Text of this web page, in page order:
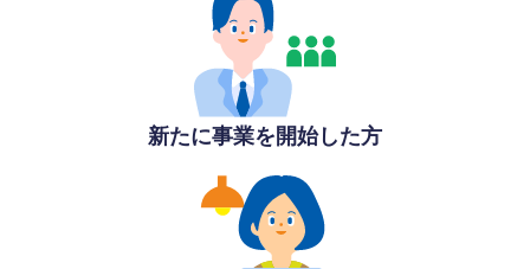
新たに事業を開始した方